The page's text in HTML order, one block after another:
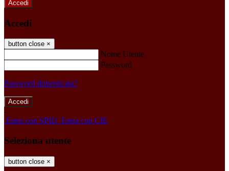
Accedi
Accedi
button close ×
Nome Utente
Password
Password dimenticata?
-
Entra con SPID Entra con CIE
Seleziona utente
button close ×